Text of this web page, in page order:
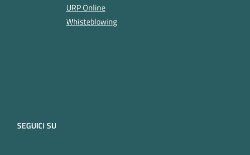
URP Online
Whisteblowing
SEGUICI SU